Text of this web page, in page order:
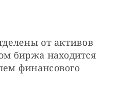
от активов
биржа находится
финансового